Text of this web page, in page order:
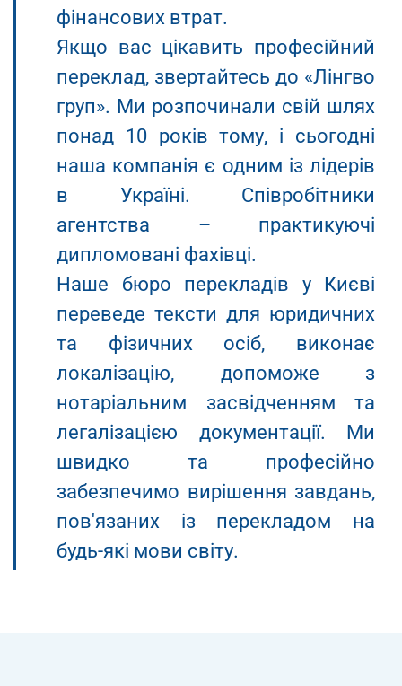
фінансових втрат.
Якщо вас цікавить професійний
переклад, звертайтесь до «Лінгво
груп». Ми розпочинали свій шлях
понад 10 років тому, і сьогодні
наша компанія є одним із лідерів
в Україні. Співробітники
агентства – практикуючі
дипломовані фахівці.
Наше бюро перекладів у Києві
переведе тексти для юридичних
та фізичних осіб, виконає
локалізацію, допоможе з
нотаріальним засвідченням та
легалізацією документації. Ми
швидко та професійно
забезпечимо вирішення завдань,
пов'язаних із перекладом на
будь-які мови світу.